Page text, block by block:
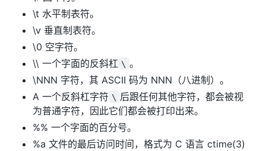
\t 水平制表符。
\v 垂直制表符。
\0 空字符。
\\ 一个字面的反斜杠 \ 。
\NNN 字符，其 ASCII 码为 NNN（八进制）。
A 一个反斜杠字符 \ 后跟任何其他字符，都会被视
为普通字符，因此它们都会被打印出来。
%% 一个字面的百分号。
%a 文件的最后访问时间，格式为 C 语言 ctime(3)